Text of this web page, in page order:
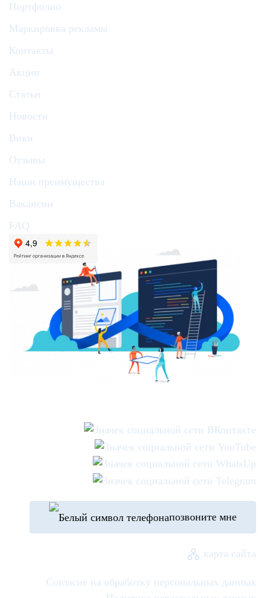
Портфолио
Маркировка рекламы
Контакты
Акции
Статьи
Новости
Вики
Отзывы
Наши преимущества
Вакансии
FAQ
позвоните мне
карта сайта
Согласие на обработку персональных данных